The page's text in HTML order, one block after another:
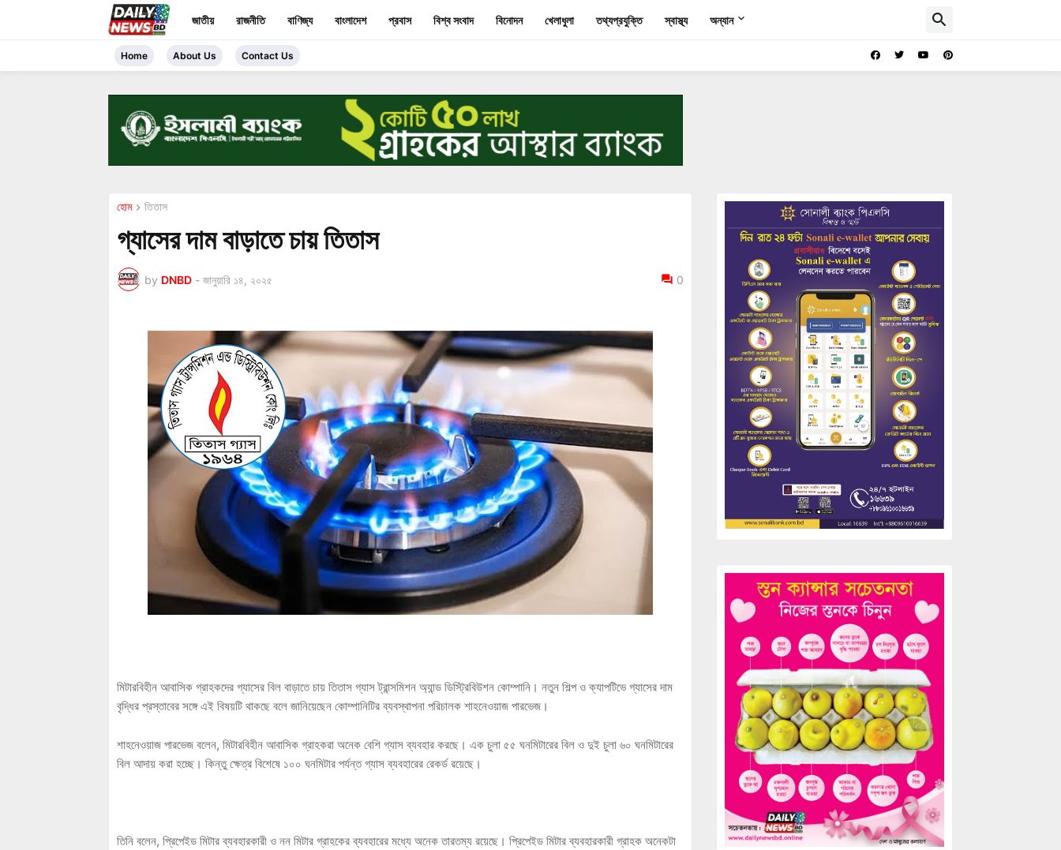
জাতীয় রাজনীতি বাণিজ্য বাংলাদেশ প্রবাস বিশ্ব সংবাদ বিনোদন খেলাধুলা তথ্যপ্রযুক্তি স্বাস্থ্য অন্যান
Home About Us Contact Us
হোম তিতাস
গ্যাসের দাম বাড়াতে চায় তিতাস
by DNBD - জানুয়ারি ১৪, ২০২৫ 0
মিটারবিহীন আবাসিক গ্রাহকদের গ্যাসের বিল বাড়াতে চায় তিতাস গ্যাস ট্রান্সমিশন অ্যান্ড ডিস্ট্রিবিউশন কোম্পানি। নতুন শিল্প ও ক্যাপটিভে গ্যাসের দাম
বৃদ্ধির প্রস্তাবের সঙ্গে এই বিষয়টি থাকছে বলে জানিয়েছেন কোম্পানিটির ব্যবস্থাপনা পরিচালক শাহনেওয়াজ পারভেজ।
শাহনেওয়াজ পারভেজ বলেন, মিটারবিহীন আবাসিক গ্রাহকরা অনেক বেশি গ্যাস ব্যবহার করছে। এক চুলা ৫৫ ঘনমিটারের বিল ও দুই চুলা ৬০ ঘনমিটারের
বিল আদায় করা হচ্ছে। কিন্তু ক্ষেত্র বিশেষে ১০০ ঘনমিটার পর্যন্ত গ্যাস ব্যবহারের রেকর্ড রয়েছে।
তিনি বলেন, প্রিপেইড মিটার ব্যবহারকারী ও নন মিটার গ্রাহকের ব্যবহারের মধ্যে অনেক তারতম্য রয়েছে। প্রিপেইড মিটার ব্যবহারকারী গ্রাহক অনেকটা